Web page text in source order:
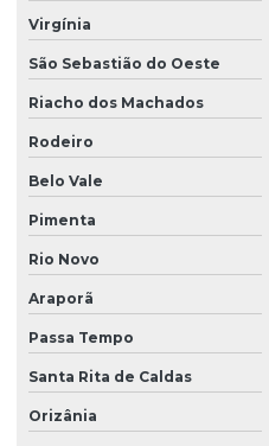
Virgínia
São Sebastião do Oeste
Riacho dos Machados
Rodeiro
Belo Vale
Pimenta
Rio Novo
Araporã
Passa Tempo
Santa Rita de Caldas
Orizânia